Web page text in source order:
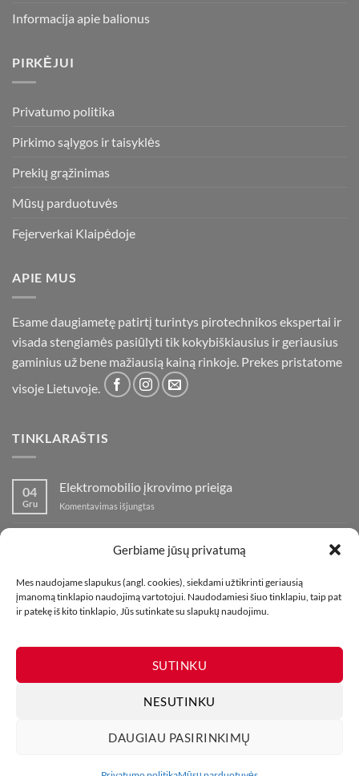
Gerbiame jūsų privatumą
Mes naudojame slapukus (angl. cookies), siekdami užtikrinti geriausią
įmanomą tinklapio naudojimą vartotojui. Naudodamiesi šiuo tinklapiu, taip pat
ir patekę iš kito tinklapio, Jūs sutinkate su slapukų naudojimu.
SUTINKU
NESUTINKU
DAUGIAU PASIRINKIMŲ
Informacija apie balionus
PIRKĖJUI
Privatumo politika
Pirkimo sąlygos ir taisyklės
Prekių grąžinimas
Mūsų parduotuvės
Fejerverkai Klaipėdoje
APIE MUS
Esame daugiametę patirtį turintys pirotechnikos ekspertai ir
visada stengiamės pasiūlyti tik kokybiškiausius ir geriausius
gaminius už bene mažiausią kainą rinkoje. Prekes pristatome
visoje Lietuvoje.
TINKLARAŠTIS
04
Gru
Elektromobilio įkrovimo prieiga
Komentavimas išjungtas
prieiga
įraše
fejerverkų
parduotuvė
Klaipedoje!
01
Lap
Kaip fotografuoti fejerverkus
Komentavimas išjungtasįraše
MŪSŲ PARDUOTUVĖS KONTAKTAI TINKLARAŠTIS